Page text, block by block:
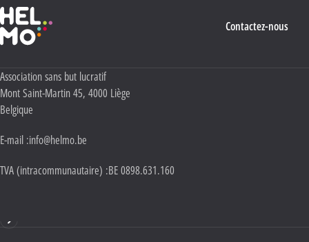
Haute École Libre Mosane
Contactez-nous
Adresse :
Association sans but lucratif
Mont Saint-Martin 45, 4000 Liège
Belgique
E-mail :info@helmo.be
TVA (intracommunautaire) :BE 0898.631.160